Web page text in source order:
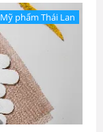
Mỹ phẩm Thái Lan